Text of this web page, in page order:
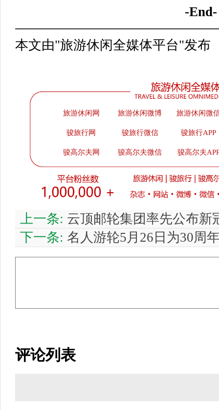
-End-
本文由"旅游休闲全媒体平台"发布
旅游休闲网 旅游休闲微博 旅游休闲微
骏旅行网 骏旅行微信 骏旅行APP
骏高尔夫网 骏高尔夫微信 骏高尔夫
上一条: 云顶邮轮集团率先公布新
下一条: 名人游轮5月26日为30周
评论列表